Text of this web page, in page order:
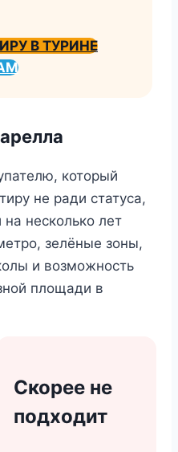
В ТУРИНЕ
который
не ради статуса,
несколько лет
зелёные зоны,
и возможность
площади в
Скорее не
подходит